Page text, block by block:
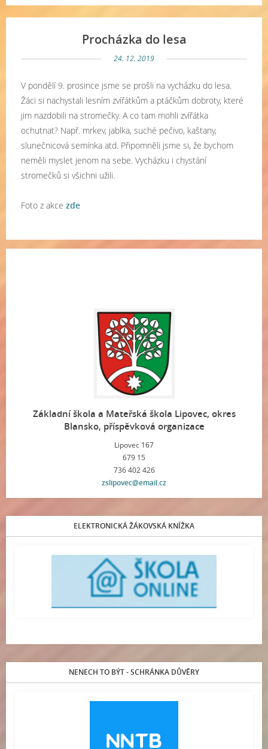
Procházka do lesa
24. 12. 2019
V pondělí 9. prosince jsme se prošli na vycházku do lesa.
Žáci si nachystali lesním zvířátkům a ptáčkům dobroty, které
jim nazdobili na stromečky. A co tam mohli zvířátka
ochutnat? Např. mrkev, jablka, suché pečivo, kaštany,
slunečnicová semínka atd. Připomněli jsme si, že bychom
neměli myslet jenom na sebe. Vycházku i chystání
stromečků si všichni užili.
Foto z akce zde
Základní škola a Mateřská škola Lipovec, okres
Blansko, příspěvková organizace
Lipovec 167
679 15
736 402 426
zslipovec@email.cz
ELEKTRONICKÁ ŽÁKOVSKÁ KNÍŽKA
NENECH TO BÝT - SCHRÁNKA DŮVĚRY